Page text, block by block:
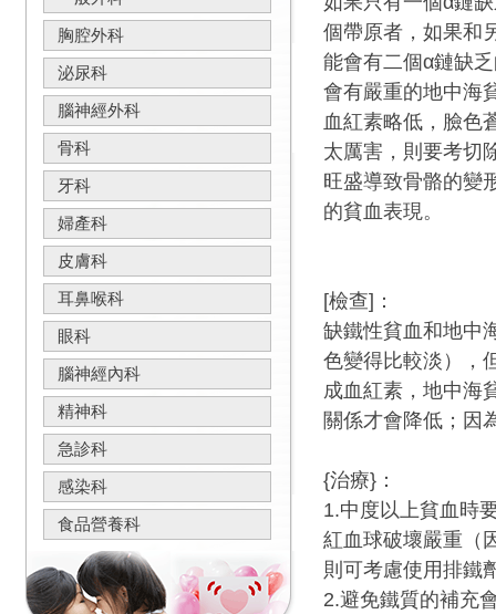
胸腔外科
泌尿科
腦神經外科
骨科
牙科
婦產科
皮膚科
耳鼻喉科
眼科
腦神經內科
精神科
急診科
感染科
食品營養科
個帶原者，如果和
能會有二個α鏈缺
會有嚴重的地中海
血紅素略低，臉色
太厲害，則要考切
旺盛導致骨骼的變
的貧血表現。
[檢查]：
缺鐵性貧血和地中
色變得比較淡），
成血紅素，地中海
關係才會降低；因
{治療}：
1.中度以上貧血時
紅血球破壞嚴重（
則可考慮使用排
2.避免鐵質的補充